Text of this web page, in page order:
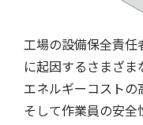
工場の設備保全責任
に起因するさまざま
エネルギーコストの
そして作業員の安